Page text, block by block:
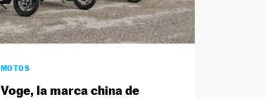
MOTOS
Voge, la marca china de